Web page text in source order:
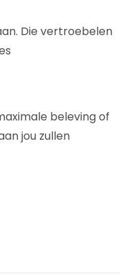
Die vertroebelen
beleving of
jou zullen